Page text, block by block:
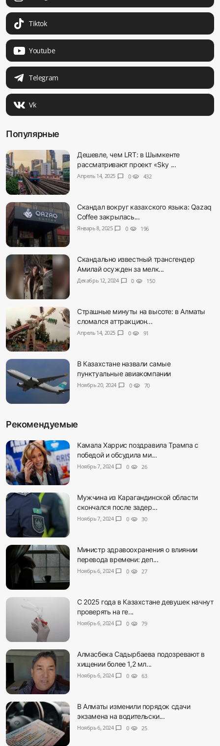
Tiktok
Youtube
Telegram
Vk
Популярные
Дешевле, чем LRT: в Шымкенте
рассматривают проект «Sky ...
Апрель 14, 2025 chat_bubble 0 visibility 432
Скандал вокруг казахского языка: Qazaq
Coffee закрылась...
Январь 8, 2025 chat_bubble 0 visibility 196
Скандально известный трансгендер
Амилай осужден за мелк...
Декабрь 12, 2024 chat_bubble 0 visibility 150
Страшные минуты на высоте: в Алматы
сломался аттракцион...
Апрель 14, 2025 chat_bubble 0 visibility 91
В Казахстане назвали самые
пунктуальные авиакомпании
Ноябрь 20, 2024 chat_bubble 0 visibility 70
Рекомендуемые
Камала Харрис поздравила Трампа с
победой и обсудила ми...
Ноябрь 7, 2024 chat_bubble 0 visibility 26
Мужчина из Карагандинской области
скончался после задер...
Ноябрь 7, 2024 chat_bubble 0 visibility 30
Министр здравоохранения о влиянии
перевода времени: деп...
Ноябрь 6, 2024 chat_bubble 0 visibility 27
С 2025 года в Казахстане девушек начнут
проверять на ге...
Ноябрь 6, 2024 chat_bubble 0 visibility 79
Алмасбека Садырбаева подозревают в
хищении более 1,2 мл...
Ноябрь 6, 2024 chat_bubble 0 visibility 63
В Алматы изменили порядок сдачи
экзамена на водительски...
Ноябрь 6, 2024 chat_bubble 0 visibility 25